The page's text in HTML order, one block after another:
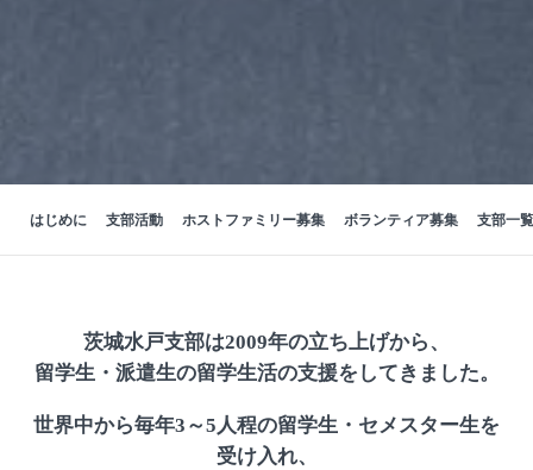
はじめに 支部活動 ホストファミリー募集 ボランティア募集 支部一覧
茨城水戸支部は2009年の立ち上げから、
留学生・派遣生の留学生活の支援をしてきました。
世界中から毎年3～5人程の留学生・セメスター生を
受け入れ、